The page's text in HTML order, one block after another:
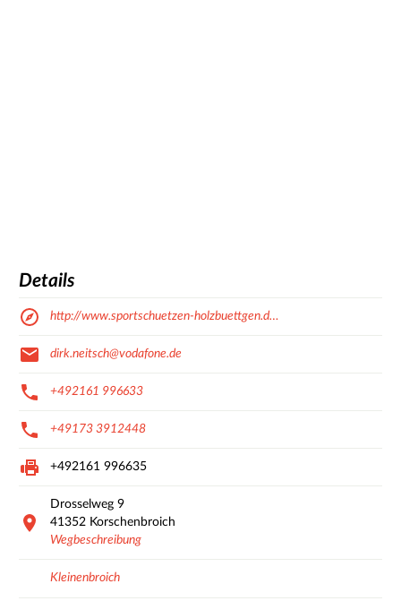
Details
http://www.sportschuetzen-holzbuettgen.d…
dirk.neitsch@vodafone.de
+492161 996633
+49173 3912448
+492161 996635
Drosselweg 9
41352 Korschenbroich
Wegbeschreibung
Kleinenbroich